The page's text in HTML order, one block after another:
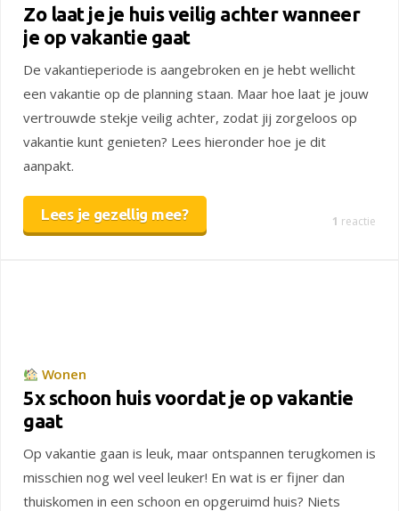
Zo laat je je huis veilig achter wanneer
je op vakantie gaat
De vakantieperiode is aangebroken en je hebt wellicht
een vakantie op de planning staan. Maar hoe laat je jouw
vertrouwde stekje veilig achter, zodat jij zorgeloos op
vakantie kunt genieten? Lees hieronder hoe je dit
aanpakt.
Lees je gezellig mee? 1 reactie
Wonen
5x schoon huis voordat je op vakantie
gaat
Op vakantie gaan is leuk, maar ontspannen terugkomen is
misschien nog wel veel leuker! En wat is er fijner dan
thuiskomen in een schoon en opgeruimd huis? Niets